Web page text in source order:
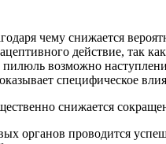
чему снижается
действие, так
возможно
специфическое
снижается
органов проводится